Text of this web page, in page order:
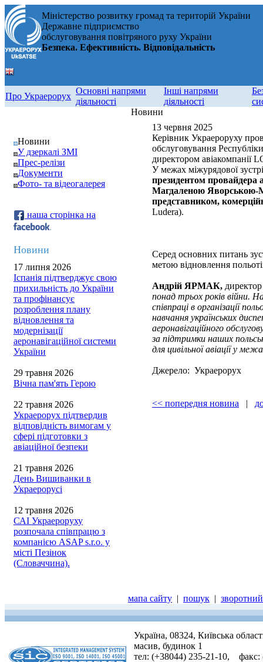
Міністерство розвитку громад та територій України
Державне підприємство
обслуговування повітряного руху України
Безпека. Ефективність. Відповідальність
Про Украерорух
Основні напрями
діяльності
Інші напрями
діяльності
Новини
У дзеркалі ЗМІ
Прес-релізи
Документи
Фото- та відеогалерея
наша сторінка на
Новини
17 липня 2026
Іспанія підтверджує свою
прихильність до України
та профінансує
розроблення плану
відновлення та
модернізації
аеронавігаційної системи
України
29 травня 2026
Вічна пам'ять Герою
22 травня 2026
Украерорух підтвердив
відповідність вимогам у
сфері підготовки з
авіаційної безпеки
21 травня 2026
День Вишиванки в
Украерорусі
12 травня 2026
САІ Украероруху
розпочала співпрацю з
компанією ASAP s.r.o. у
місті Пезінок
(Словаччина).
Новини
13 червня 2025
Керівник Украероруху
обслуговування
директором авіакомпанії
У межах міжурядової
президентом провайдера
Магдаленою Яворською-
представником,
Ludera).
Серед основних питань
метою відновлення
Андрій ЯРМАК,
понад трьох років війни.
співпраці в організації
навчання українських
аеронавігаційного
за підтримки наших
для цивільної авіації у
Джерело: Украерорух
<< попередня новина |
мапа сайту | пошук |
Україна, 08324, Київська
масив, будинок 1
тел: (+38044) 235-21-10, факс: